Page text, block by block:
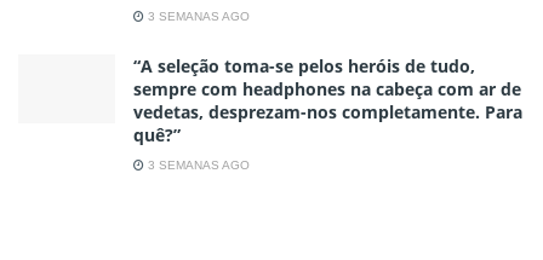
3 SEMANAS AGO
“A seleção toma-se pelos heróis de tudo,
sempre com headphones na cabeça com ar de
vedetas, desprezam-nos completamente. Para
quê?”
3 SEMANAS AGO